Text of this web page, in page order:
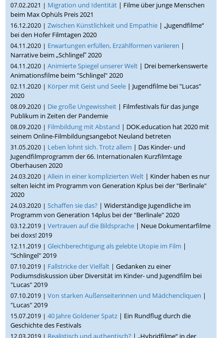
07.02.2021 | Migration und Identität | Filme über junge Menschen
beim Max Ophüls Preis 2021
16.12.2020 |Zwischen Künstlichkeit und Empathie | „Jugendfilme“
bei den Hofer Filmtagen 2020
04.11.2020 | Erwartungen erfüllen, Erzählformen variieren |
Narrative beim „Schlingel‟ 2020
04.11.2020 |Animierte Spiegel unserer Welt | Drei bemerkenswerte
Animationsfilme beim "Schlingel" 2020
02.11.2020 | Körper mit Geist und Seele | Jugendfilme bei "Lucas"
2020
08.09.2020 | Die große Ungewissheit | Filmfestivals für das junge
Publikum in Zeiten der Pandemie
08.09.2020 | Filmbildung mit Abstand | DOK.education hat 2020 mit
seinem Online-Filmbildungsangebot Neuland betreten
31.05.2020 | Leben lohnt sich. Trotz allem | Das Kinder- und
Jugendfilmprogramm der 66. Internationalen Kurzfilmtage
Oberhausen 2020
24.03.2020 |Allein in einer komplizierten Welt | Kinder haben es nur
selten leicht im Programm von Generation Kplus bei der "Berlinale"
2020
24.03.2020 |Schaffen sie das? | Widerständige Jugendliche im
Programm von Generation 14plus bei der "Berlinale" 2020
03.12.2019 |Vertrauen auf die Bildsprache | Neue Dokumentarfilme
bei doxs! 2019
12.11.2019 |Gleichberechtigung als gelebte Utopie im Film |
"Schlingel" 2019
07.10.2019 | Fallstricke der Vielfalt | Gedanken zu einer
Podiumsdiskussion über Diversität im Kinder- und Jugendfilm bei
"Lucas" 2019
07.10.2019 |Von starken Außenseiterinnen und Mädchencliquen |
"Lucas" 2019
15.07.2019 |40 Jahre Goldener Spatz | Ein Rundflug durch die
Geschichte des Festivals
12.03.2019 | Realistisch und authentisch? | „Hybridfilme“ in der